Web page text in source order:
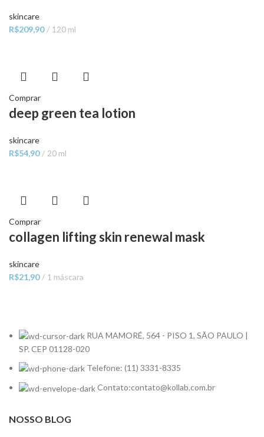
skincare
R$209,90 120 ml
Comprar
deep green tea lotion
skincare
R$54,90 20 ml
Comprar
collagen lifting skin renewal mask
skincare
R$21,90 1 máscara
RUA MAMORÉ, 564 - PISO 1, SÃO PAULO |
SP. CEP 01128-020
Telefone: (11) 3331-8335
Contato:contato@kollab.com.br
NOSSO BLOG